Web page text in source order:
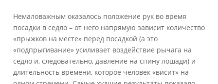
Немаловажным оказалось положение рук во время
посадки в седло – от него напрямую зависит количество
«прыжков на месте» перед посадкой (а это
«подпрыгивание» усиливает воздействие рычага на
седло и, следовательно, давление на спину лошади) и
длительность времени, которое человек «висит» на